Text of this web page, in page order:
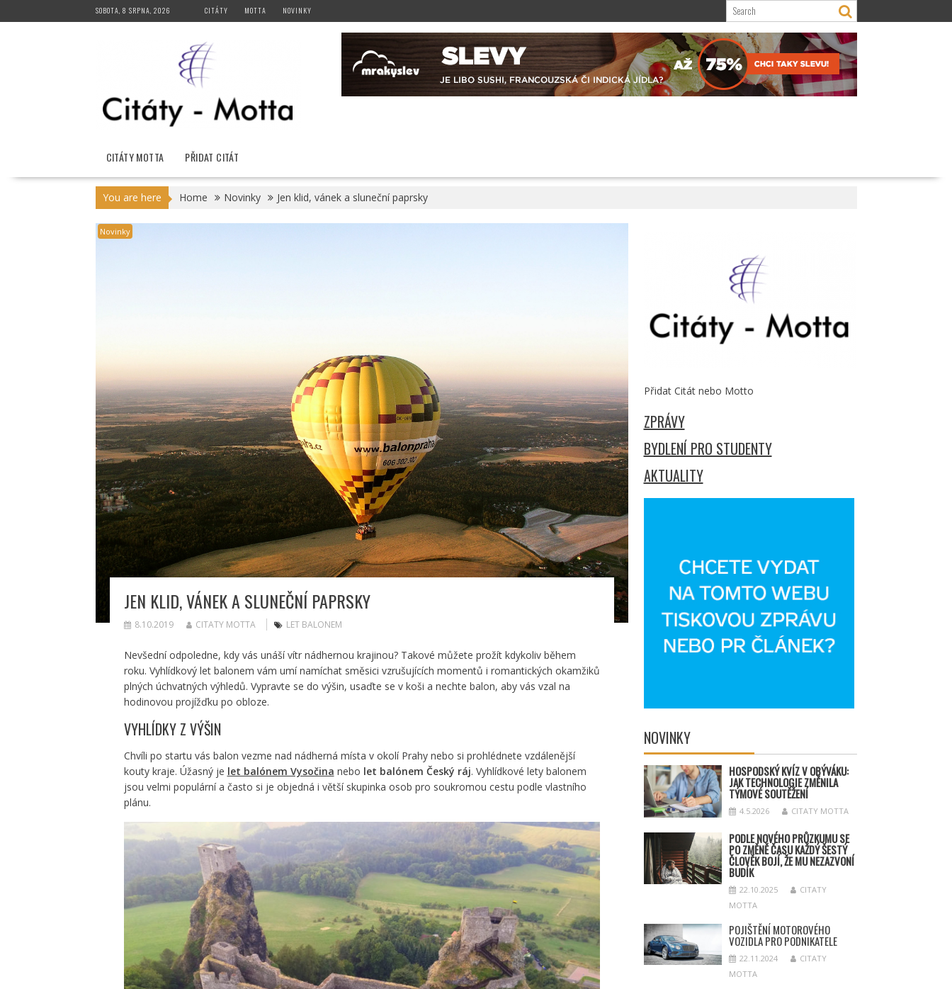
to
SOBOTA, 8 SRPNA, 2026 CITÁTY MOTTA NOVINKY
CITÁTY MOTTA PŘIDAT CITÁT
You are here Home Novinky Jen klid, vánek a sluneční paprsky
Novinky
JEN KLID, VÁNEK A SLUNEČNÍ PAPRSKY
8.10.2019 CITATY MOTTA LET BALONEM
Nevšední odpoledne, kdy vás unáší vítr nádhernou krajinou? Takové můžete prožít kdykoliv během
roku. Vyhlídkový let balonem vám umí namíchat směsici vzrušujících momentů i romantických okamžiků
plných úchvatných výhledů. Vypravte se do výšin, usaďte se v koši a nechte balon, aby vás vzal na
hodinovou projížďku po obloze.
VYHLÍDKY Z VÝŠIN
Chvíli po startu vás balon vezme nad nádherná místa v okolí Prahy nebo si prohlédnete vzdálenější
kouty kraje. Úžasný je let balónem Vysočina nebo let balónem Český ráj. Vyhlídkové lety balonem
jsou velmi populární a často si je objedná i větší skupinka osob pro soukromou cestu podle vlastního
plánu.
Přidat Citát nebo Motto
ZPRÁVY
BYDLENÍ PRO STUDENTY
AKTUALITY
NOVINKY
HOSPODSKÝKVÍZ V OBÝVÁKU:
JAK TECHNOLOGIE ZMĚNILA
TÝMOVÉ SOUTĚŽENÍ
4.5.2026 CITATY MOTTA
PODLE NOVÉHO PRŮZKUMU SE
PO ZMĚNĚ ČASU KAŽDÝ ŠESTÝ
ČLOVĚK BOJÍ, ŽE MU NEZAZVONÍ
BUDÍK
22.10.2025
CITATY
MOTTA
POJIŠTĚNÍ MOTOROVÉHO
VOZIDLA PRO PODNIKATELE
22.11.2024
CITATY
MOTTA